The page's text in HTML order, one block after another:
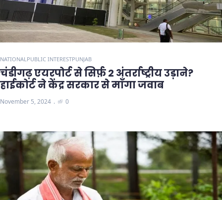
NATIONAL PUBLIC INTERESTPUNJAB
चंडीगढ़ एयरपोर्ट से सिर्फ़ 2 अंतर्राष्ट्रीय उड़ाने?
हाईकोर्ट ने केंद्र सरकार से माँगा जवाब
November 5, 2024 0